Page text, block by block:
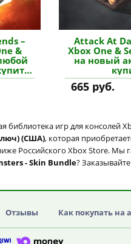
–
&
Attack At
Xbox One &
на новый
665 руб.
игр для консолей
(США), которая
Российского Xbox Store. Мы
- Skin Bundle?
Отзывы Как покупать на